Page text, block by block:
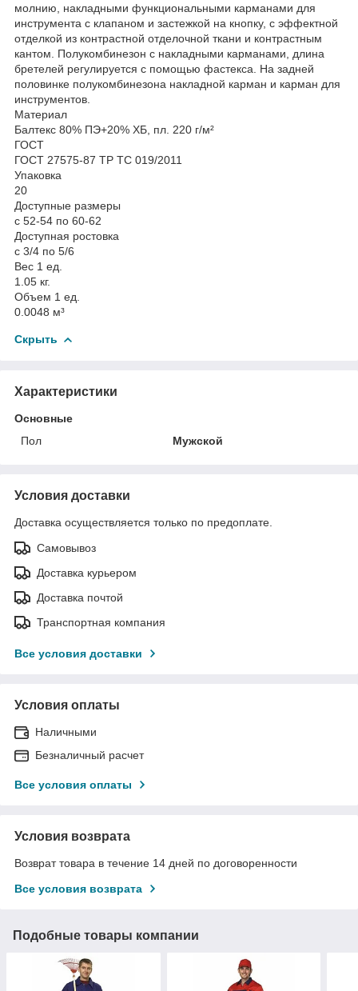
молнию, накладными функциональными карманами для
инструмента с клапаном и застежкой на кнопку, с эффектной
отделкой из контрастной отделочной ткани и контрастным
кантом. Полукомбинезон с накладными карманами, длина
бретелей регулируется с помощью фастекса. На задней
половинке полукомбинезона накладной карман и карман для
инструментов.
Материал
Балтекс 80% ПЭ+20% ХБ, пл. 220 г/м²
ГОСТ
ГОСТ 27575-87 ТР ТС 019/2011
Упаковка
20
Доступные размеры
с 52-54 по 60-62
Доступная ростовка
с 3/4 по 5/6
Вес 1 ед.
1.05 кг.
Объем 1 ед.
0.0048 м³
Скрыть
Характеристики
Основные
Пол
Мужской
Условия доставки
Доставка осуществляется только по предоплате.
Самовывоз
Доставка курьером
Доставка почтой
Транспортная компания
Все условия доставки
Условия оплаты
Наличными
Безналичный расчет
Все условия оплаты
Условия возврата
Возврат товара в течение 14 дней по договоренности
Все условия возврата
Подобные товары компании